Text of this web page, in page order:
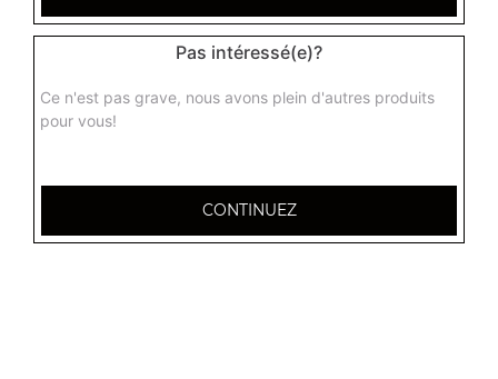
Pas intéressé(e)?
Ce n'est pas grave, nous avons plein d'autres produits
pour vous!
CONTINUEZ